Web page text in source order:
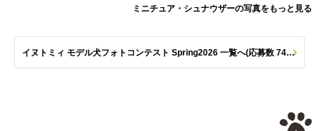
ミニチュア・シュナウザーの写真をもっと見る
イヌトミィ モデル犬フォトコンテスト Spring2026 一覧へ(応募数 747枚)